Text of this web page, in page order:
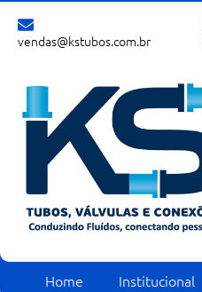
vendas@kstubos.com.br
Home Institucional